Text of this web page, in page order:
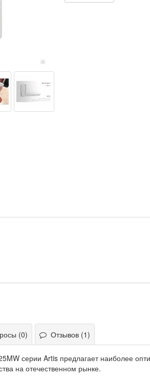
(0) Отзывов (1)
серии Artis предлагает наиболее
на отечественном рынке.